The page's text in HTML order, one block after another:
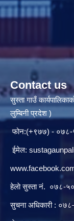
Contact us
सुस्ता गाउँ
लुम्बिनी प्रदेश )
फोन:(+९७७) -
ईमेल:
हेलाे सुस्ता नं. ०७८-
सुचना अधिकारी :